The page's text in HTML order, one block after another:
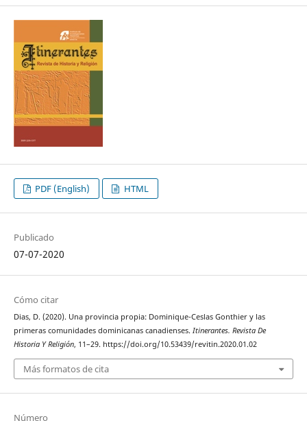
PDF (English) HTML
Publicado
07-07-2020
Cómo citar
Dias, D. (2020). Una provincia propia: Dominique-Ceslas Gonthier y las
primeras comunidades dominicanas canadienses. Itinerantes. Revista De
Historia Y Religión, 11–29. https://doi.org/10.53439/revitin.2020.01.02
Más formatos de cita
Número